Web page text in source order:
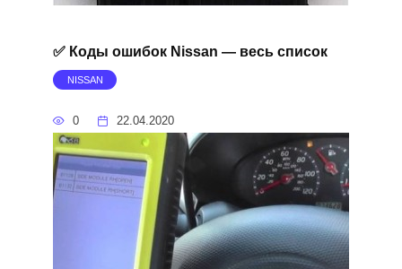
✅ Коды ошибок Nissan — весь список
NISSAN
0 22.04.2020